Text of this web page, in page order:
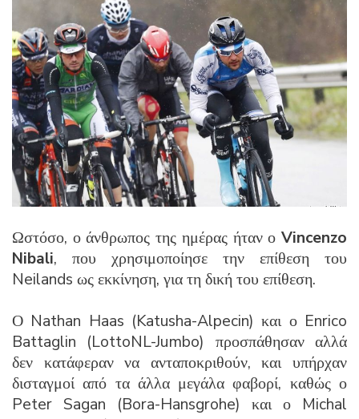
Ωστόσο, ο άνθρωπος της ημέρας ήταν ο Vincenzo
Nibali, που χρησιμοποίησε την επίθεση του
Neilands ως εκκίνηση, για τη δική του επίθεση.
Ο Nathan Haas (Katusha-Alpecin) και ο Enrico
Battaglin (LottoNL-Jumbo) προσπάθησαν αλλά
δεν κατάφεραν να ανταποκριθούν, και υπήρχαν
δισταγμοί από τα άλλα μεγάλα φαβορί, καθώς ο
Peter Sagan (Bora-Hansgrohe) και ο Michal